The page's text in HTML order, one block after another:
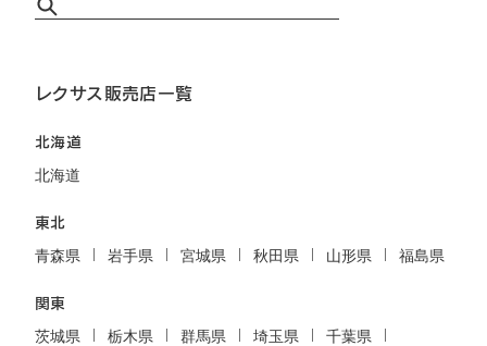
レクサス販売店一覧
北海道
北海道
東北
青森県 岩手県 宮城県 秋田県 山形県 福島県
関東
茨城県 栃木県 群馬県 埼玉県
千葉県